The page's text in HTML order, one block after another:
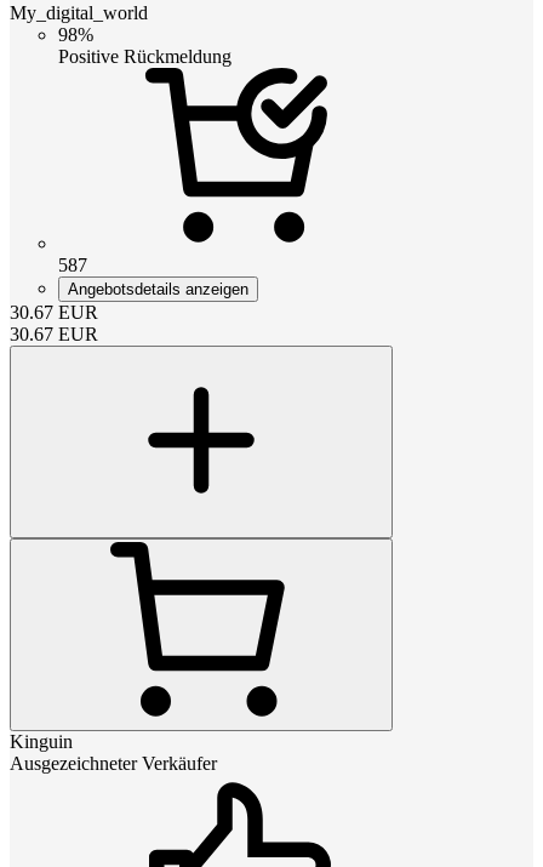
My_digital_world
98%
Positive Rückmeldung
587
Angebotsdetails anzeigen
30.67 EUR
30.67 EUR
Kinguin
Ausgezeichneter Verkäufer